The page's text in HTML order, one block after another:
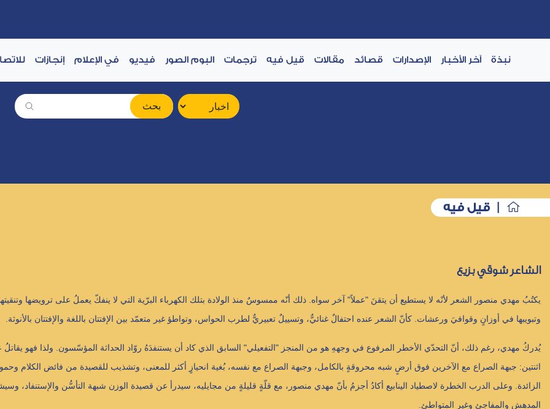
نبذة آخر الأخبار الإصدارات قصائد مقالات قيل فيه ترجمات البوم الصور فيديو في الإعلام إنجازات
بحث
| قيل فيه
الشاعر شوقي بزيع
يكتُبُ مهدي منصور الشعر لأنّه لا يستطيع أن يتقنَ "عملاً" آخر سواه. ذلك أنّه ممسوسٌ منذ الولادة بتلك الكهرباء البرّية التي لا ينفكّ يعملُ على ترويضها
وتبويبها في أوزانٍ وقوافيَ ورعشات. كأنّ الشعر عنده احتفالٌ غنائيٌّ، وتسييلٌ تعبيريٌّ لطرب الحواس، وتواطؤ غير متعمّد بين الإفتتان باللغة والإفتتان بالأنوثة.
يُدركُ مهدي، رغم ذلك، أنّ التحدّي الأخطر المرفوع في وجههِ هو من المنجز "التفعيلي" السابق الذي كاد أن يستنفدَهُ روّاد الحداثة المؤسّسون. ولذا فهو يقاتلُ
اثنتين: جبهة الصراع مع الآخرين فوق أرضٍ شبه محروقةٍ بالكامل، وجبهة الصراع مع نفسه، بُغية انحيازٍ أكثر للمعنى، وتشذيب للقصيدة من فائض الكلام
الزائدة. وعلى الدرب الخطرة لاصطياد الينابيع أكادُ أجزمُ بأنّ مهدي منصور، مع قلّةٍ قليلةٍ من مجايليه، سيدرأ عن قصيدة الوزن شبهة التأسُّن والإستنفاد،
المدهش والمفاجئ وغير المتواطئ.